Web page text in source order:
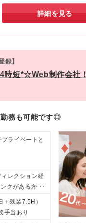
詳細を見る
録】
時短*☆Web制作会社
勤務も可能です◎
ライベートと
レクション経
クがある方や
にご応募くだ
、面談まで
残業7.5H）
手当あり